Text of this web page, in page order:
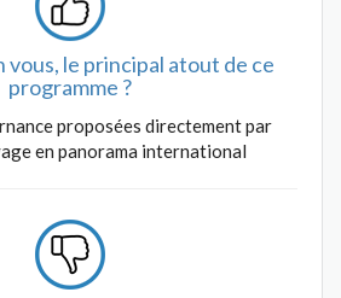
vous, le principal atout de ce
programme ?
proposées directement par
en panorama international